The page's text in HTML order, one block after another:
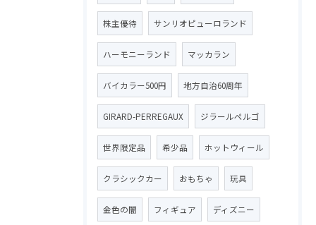
株主優待 サンリオピューロランド
ハーモニーランド マッカラン
バイカラー500円 地方自治60周年
GIRARD-PERREGAUX ジラールペルゴ
世界限定品 希少品 ホットウィール
クラシックカー おもちゃ 玩具
金色の闇 フィギュア ディズニー